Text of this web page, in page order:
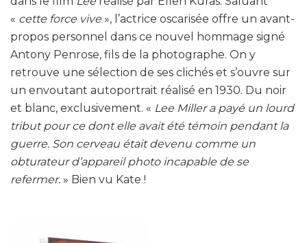
« cette force vive », l’actrice oscarisée offre un avant-
propos personnel dans ce nouvel hommage signé
Antony Penrose, fils de la photographe. On y
retrouve une sélection de ses clichés et s’ouvre sur
un envoutant autoportrait réalisé en 1930. Du noir
et blanc, exclusivement. « Lee Miller a payé un lourd
tribut pour ce dont elle avait été témoin pendant la
guerre. Son cerveau était devenu comme un
obturateur d’appareil photo incapable de se
refermer. » Bien vu Kate !